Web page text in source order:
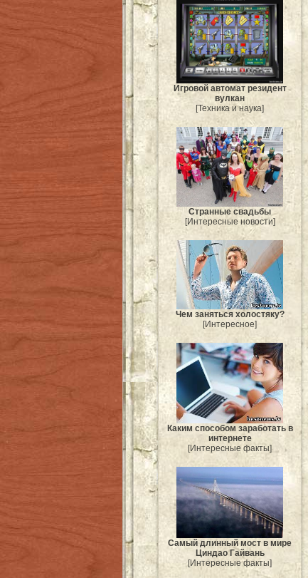
Игровой автомат резидент
вулкан
[Техника и наука]
Странные свадьбы
[Интересные новости]
Чем заняться холостяку?
[Интересное]
Каким способом заработать в
интернете
[Интересные факты]
Самый длинный мост в мире
Циндао Гайвань
[Интересные факты]